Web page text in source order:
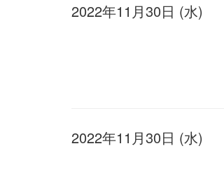
2022年11月30日 (水)
2022年11月30日 (水)